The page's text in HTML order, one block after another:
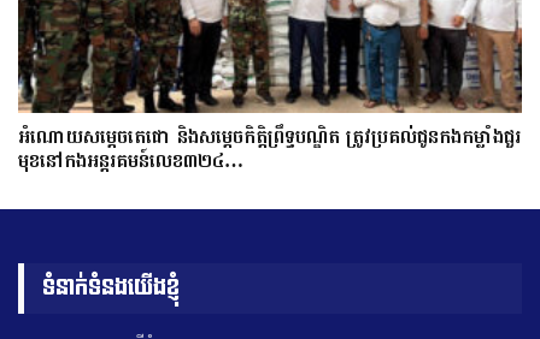
អំណោយសម្តេចតេជោ និងសម្តេចកិត្តិព្រឹទ្ធបណ្ឌិត ត្រូវប្រគល់ជូនកងកម្លាំងជួរ
មុខនៅកងអន្តរគមន៍លេខ៣២៤…
ទំនាក់ទំនងយើងខ្ញុំ